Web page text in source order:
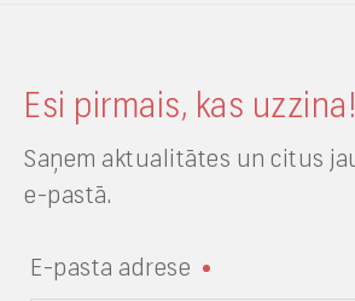
Esi pirmais, kas uzzina!
Saņem aktualitātes un citus
e-pastā.
E-pasta adrese